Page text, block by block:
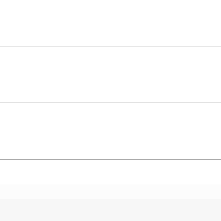
котором каждое изделие превращается в настоящий сладкий